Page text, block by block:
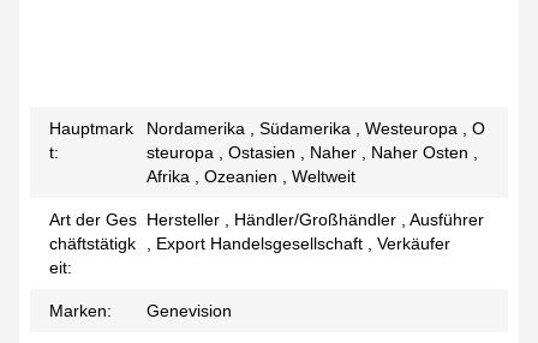
Hauptmark
t:
Nordamerika , Südamerika , Westeuropa , O
steuropa , Ostasien , Naher , Naher Osten ,
Afrika , Ozeanien , Weltweit
Art der Ges
chäftstätigk
eit:
Hersteller , Händler/Großhändler , Ausführer
, Export Handelsgesellschaft , Verkäufer
Marken: Genevision